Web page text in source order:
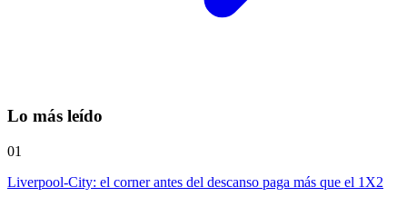
Lo más leído
01
Liverpool-City: el corner antes del descanso paga más que el 1X2